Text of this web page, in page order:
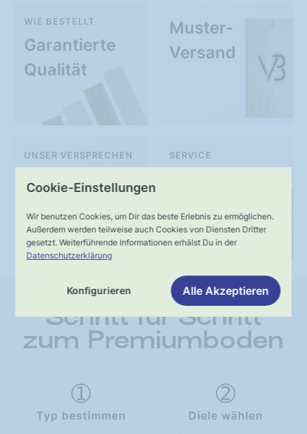
Cookie-Einstellungen
Wir benutzen Cookies, um Dir das beste Erlebnis zu ermöglichen.
Außerdem werden teilweise auch Cookies von Diensten Dritter
gesetzt. Weiterführende Informationen erhälst Du in der
Datenschutzerklärung
Konfigurieren Alle Akzeptieren
Garantierte
Qualität
WIE BESTELLT
Muster-
Versand
Schnelle,
Lieferung
UNSER VERSPRECHEN SERVICE
Schritt für Schritt
zum Premiumboden
Typ bestimmen Diele wählen